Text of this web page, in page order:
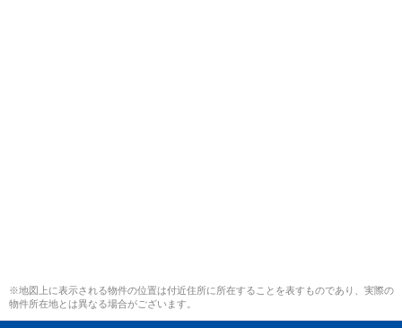
※地図上に表示される物件の位置は付近住所に所在することを表すものであり、実際の
物件所在地とは異なる場合がございます。